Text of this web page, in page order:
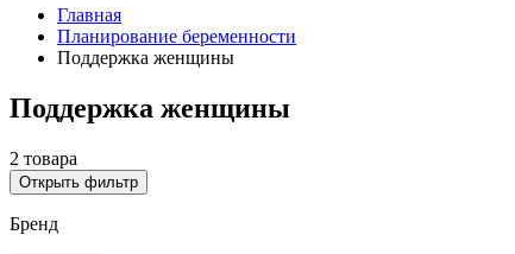
Главная
Планирование беременности
Поддержка женщины
Поддержка женщины
2 товара
Открыть фильтр
Бренд